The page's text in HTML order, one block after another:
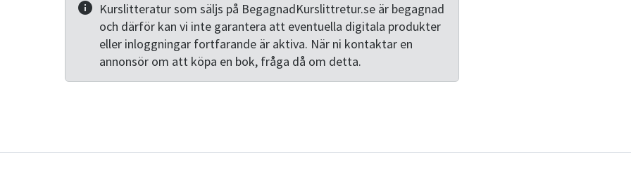
Kurslitteratur som säljs på BegagnadKurslittretur.se är begagnad
och därför kan vi inte garantera att eventuella digitala produkter
eller inloggningar fortfarande är aktiva. När ni kontaktar en
annonsör om att köpa en bok, fråga då om detta.